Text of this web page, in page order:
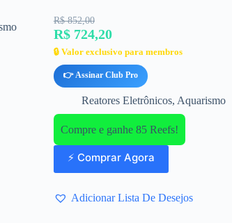
R$ 852,00
R$ 724,20
🔒 Valor exclusivo para membros
👉 Assinar Club Pro
Reatores Eletrônicos, Aquarismo
Compre e ganhe 85 Reefs!
⚡ Comprar Agora
Adicionar Lista De Desejos